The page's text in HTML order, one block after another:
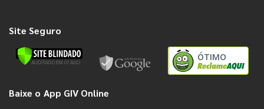
Site Seguro
ÓTIMO
Baixe o App GIV Online